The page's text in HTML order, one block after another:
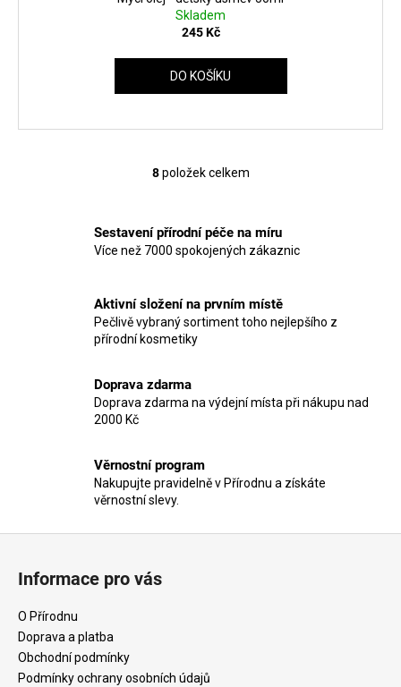
Skladem
245 Kč
DO KOŠÍKU
O
á
d
c
í
k
ý
p
u
8položek celkem
Sestavení přírodní péče na míru
Více než 7000 spokojených zákaznic
Aktivní složení na prvním místě
Pečlivě vybraný sortiment toho nejlepšího z
přírodní kosmetiky
Doprava zdarma
Doprava zdarma na výdejní místa při nákupu nad
2000 Kč
Věrnostní program
Nakupujte pravidelně v Přírodnu a získáte
věrnostní slevy.
Informace pro vás
O Přírodnu
Doprava a platba
Obchodní podmínky
Podmínky ochrany osobních údajů